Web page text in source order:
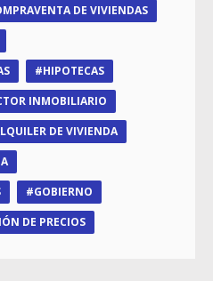
DE VIVIENDAS
HIPOTECAS
INMOBILIARIO
DE VIVIENDA
GOBIERNO
DE PRECIOS